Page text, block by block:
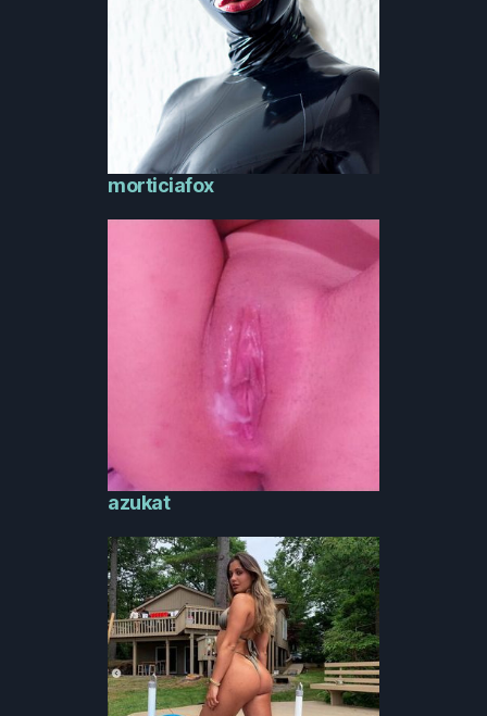
morticiafox
azukat